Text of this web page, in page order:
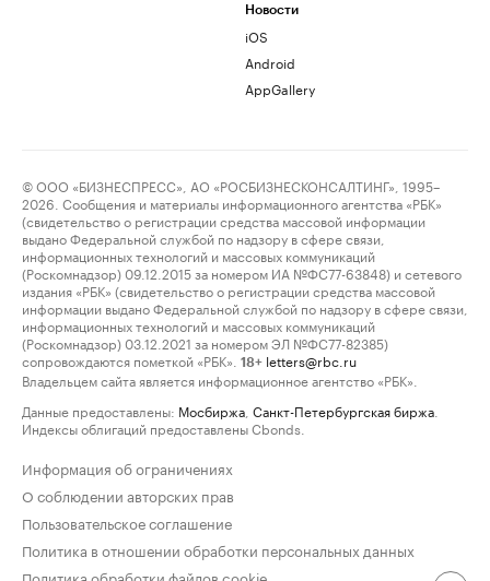
Новости
iOS
Android
AppGallery
© ООО «БИЗНЕСПРЕСС», АО «РОСБИЗНЕСКОНСАЛТИНГ», 1995–
2026. Сообщения и материалы информационного агентства «РБК»
(свидетельство о регистрации средства массовой информации
выдано Федеральной службой по надзору в сфере связи,
информационных технологий и массовых коммуникаций
(Роскомнадзор) 09.12.2015 за номером ИА №ФС77-63848) и сетевого
издания «РБК» (свидетельство о регистрации средства массовой
информации выдано Федеральной службой по надзору в сфере связи,
информационных технологий и массовых коммуникаций
(Роскомнадзор) 03.12.2021 за номером ЭЛ №ФС77-82385)
сопровождаются пометкой «РБК».
18+ letters@rbc.ru
Владельцем сайта является информационное агентство «РБК».
Данные предоставлены: Мосбиржа Санкт-Петербургская биржа
Индексы облигаций предоставлены Cbonds.
Информация об ограничениях
О соблюдении авторских прав
Пользовательское соглашение
Политика в отношении обработки персональных данных
Политика обработки файлов cookie